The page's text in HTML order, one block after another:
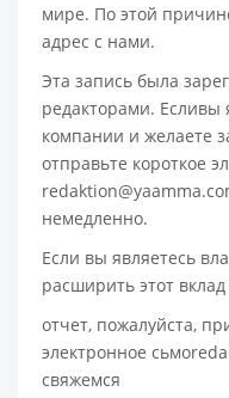
мире. По этой
адрес с нами.
Эта запись была
редакторами. Есливы
компании и желаете
отправьте короткое
немедленно.
Если вы являетесь
расширить этот
отчет, пожалуйста,
электронное
свяжемся